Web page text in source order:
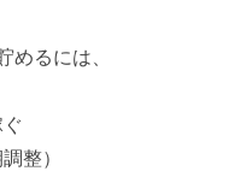
るには、
整）